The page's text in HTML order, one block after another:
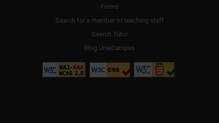
Forms
Search for a member of teaching staff
Search Tutor
Blog UnieCampus